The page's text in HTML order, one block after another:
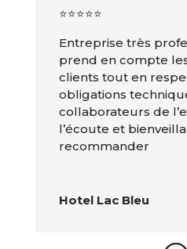
⭐️⭐️⭐️⭐️⭐️
Entreprise très
prend en compte
clients tout en
obligations
collaborateurs de
l’écoute et
recommander
Hotel Lac Bleu